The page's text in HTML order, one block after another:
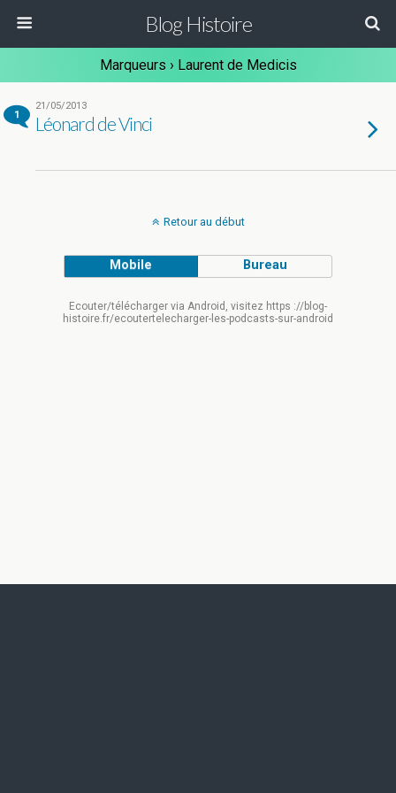
Blog Histoire
Marqueurs › Laurent de Medicis
1
21/05/2013
Léonard de Vinci
Retour au début
Mobile Bureau
Ecouter/télécharger via Android, visitez https ://blog-
histoire.fr/ecoutertelecharger-les-podcasts-sur-android